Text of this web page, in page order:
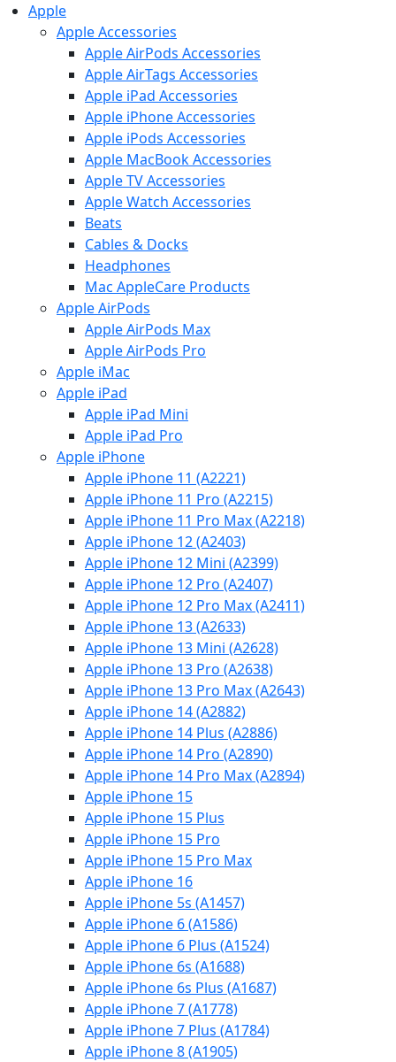
Apple
Apple Accessories
Apple AirPods Accessories
Apple AirTags Accessories
Apple iPad Accessories
Apple iPhone Accessories
Apple iPods Accessories
Apple MacBook Accessories
Apple TV Accessories
Apple Watch Accessories
Beats
Cables & Docks
Headphones
Mac AppleCare Products
Apple AirPods
Apple AirPods Max
Apple AirPods Pro
Apple iMac
Apple iPad
Apple iPad Mini
Apple iPad Pro
Apple iPhone
Apple iPhone 11 (A2221)
Apple iPhone 11 Pro (A2215)
Apple iPhone 11 Pro Max (A2218)
Apple iPhone 12 (A2403)
Apple iPhone 12 Mini (A2399)
Apple iPhone 12 Pro (A2407)
Apple iPhone 12 Pro Max (A2411)
Apple iPhone 13 (A2633)
Apple iPhone 13 Mini (A2628)
Apple iPhone 13 Pro (A2638)
Apple iPhone 13 Pro Max (A2643)
Apple iPhone 14 (A2882)
Apple iPhone 14 Plus (A2886)
Apple iPhone 14 Pro (A2890)
Apple iPhone 14 Pro Max (A2894)
Apple iPhone 15
Apple iPhone 15 Plus
Apple iPhone 15 Pro
Apple iPhone 15 Pro Max
Apple iPhone 16
Apple iPhone 5s (A1457)
Apple iPhone 6 (A1586)
Apple iPhone 6 Plus (A1524)
Apple iPhone 6s (A1688)
Apple iPhone 6s Plus (A1687)
Apple iPhone 7 (A1778)
Apple iPhone 7 Plus (A1784)
Apple iPhone 8 (A1905)